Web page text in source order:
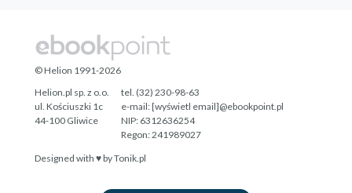
Designed with ♥ byTonik.pl
© Helion 1991-2026
Helion.pl sp. z o.o.
ul. Kościuszki 1c
44-100 Gliwice
tel. (32) 230-98-63
e-mail:[wyświetl email]@ebookpoint.pl
NIP: 6312636254
Regon: 241989027